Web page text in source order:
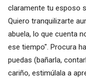
claramente tu esposo
Quiero tranquilizarte
abuela, lo que cuenta
ese tiempo". Procura
puedas (bañarla,
cariño, estimúlala a